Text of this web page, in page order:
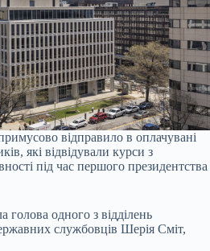
відправило в оплачувані
які відвідували курси з
під час першого президентства
одного з відділень
службовців Шерія Сміт,